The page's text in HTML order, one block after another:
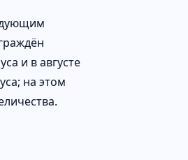
и в августе
на этом